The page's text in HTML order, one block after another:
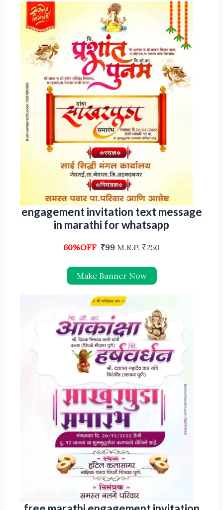
engagement invitation text message
in marathi for whatsapp
60%OFF ₹99 M.R.P. ₹250
Make Banner Now